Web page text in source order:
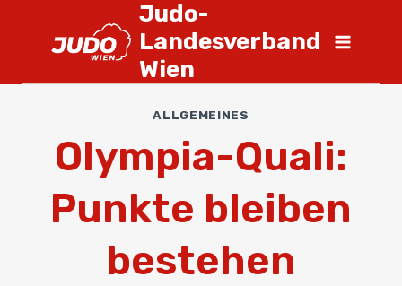
Judo-
Landesverband
Wien
ALLGEMEINES
Olympia-Quali:
Punkte bleiben
bestehen